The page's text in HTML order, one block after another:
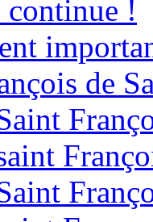
!
de